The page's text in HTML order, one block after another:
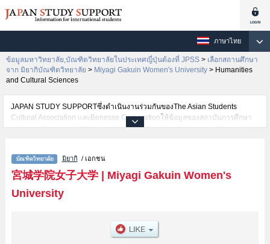
ภาษาไทย
ข้อมูลมหาวิทยาลัย,บัณฑิตวิทยาลัยในประเทศญี่ปุ่นต้องที่ JPSS > เลือกสถานศึกษา
จาก มิยากิบัณฑิตวิทยาลัย > Miyagi Gakuin Women's University > Humanities
and Cultural Sciences
JAPAN STUDY SUPPORTซึ่งดำเนินงานร่วมกันของThe Asian Students
Cultural Association และBenesse Corporationให้ข้อมูลของสถาบันการศึกษา
ระดับมหาวิทยาลัย・บัณฑิตวิทยาลัย・วิทยาลัยระดับอนุปริญญา・วิทยาลัย
สำหรับนักศึกษาต่างชาติเช่นHumanities and Cultural SciencesหรือHealth and
Nutrition เป็นต้น,ข้อมูลของแต่ละสาขาวิจัย,ข้อมูลการสอบคัดเลือกเข้าศึกษาเช่น
จำนวนคนที่รับสมัครหรือจำนวนคนที่ผ่านการสอบคัดเลือกเป็นต้น,แนะนำสถาน
ที่,การเดินทางเป็นต้นไว้ด้วยดังนั้นขอเชิญใช้บริการค้นหาข้อมูลตามอัธยาศัย
มิยากิ / เอกชน
宮城学院女子大学| Miyagi Gakuin Women's
University